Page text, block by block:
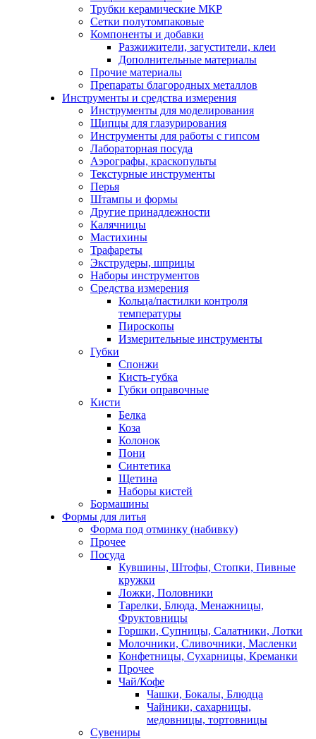
Трубки керамические МКР
Сетки полутомпаковые
Компоненты и добавки
Разжижители, загустители, клеи
Дополнительные материалы
Прочие материалы
Препараты благородных металлов
Инструменты и средства измерения
Инструменты для моделирования
Щипцы для глазурирования
Инструменты для работы с гипсом
Лабораторная посуда
Аэрографы, краскопульты
Текстурные инструменты
Перья
Штампы и формы
Другие принадлежности
Калячницы
Мастихины
Трафареты
Экструдеры, шприцы
Наборы инструментов
Средства измерения
Кольца/пастилки контроля
температуры
Пироскопы
Измерительные инструменты
Губки
Спонжи
Кисть-губка
Губки оправочные
Кисти
Белка
Коза
Колонок
Пони
Синтетика
Щетина
Наборы кистей
Бормашины
Формы для литья
Форма под отминку (набивку)
Прочее
Посуда
Кувшины, Штофы, Стопки, Пивные
кружки
Ложки, Половники
Тарелки, Блюда, Менажницы,
Фруктовницы
Горшки, Супницы, Салатники, Лотки
Молочники, Сливочники, Масленки
Конфетницы, Сухарницы, Креманки
Прочее
Чай/Кофе
Чашки, Бокалы, Блюдца
Чайники, сахарницы,
медовницы, тортовницы
Сувениры